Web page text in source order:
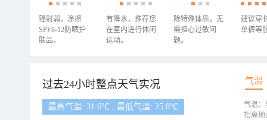
辐射弱，涂擦
SPF8-12防晒护
肤品。
有降水，推荐您
在室内进行休闲
运动。
除特殊体质，无
需担心过敏问
题。
建议穿
单裤等
过去24小时整点天气实况 气温
最高气温: 31.6℃ , 最低气温: 25.8℃
气温：
指离地